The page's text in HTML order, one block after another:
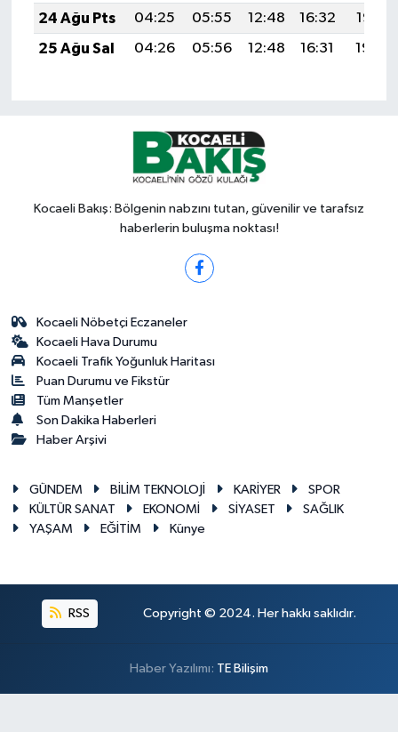
24 Ağu Pts
04:25 05:55 12:48 16:32
19:32
25 Ağu Sal
04:26 05:56 12:48 16:31 19:30
Kocaeli Bakış: Bölgenin nabzını tutan, güvenilir ve tarafsız
haberlerin buluşma noktası!
Kocaeli Nöbetçi Eczaneler
Kocaeli Hava Durumu
Kocaeli Trafik Yoğunluk Haritası
Puan Durumu ve Fikstür
Tüm Manşetler
Son Dakika Haberleri
Haber Arşivi
GÜNDEM BİLİM TEKNOLOJİ KARİYER
SPOR
KÜLTÜR SANAT
EKONOMİ SİYASET
SAĞLIK
YAŞAM
EĞİTİM Künye
RSS Copyright © 2024. Her hakkı saklıdır.
Haber Yazılımı: TE Bilişim